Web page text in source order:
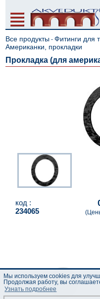
Все продукты -Фитинги для
Американки, прокладки
Прокладка (для
код :
234065
Мы используем cookies для
Продолжая работу, вы
Узнать подробнее